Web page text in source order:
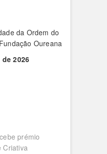
da Ordem do
Oureana
de 2026
prémio
Criativa